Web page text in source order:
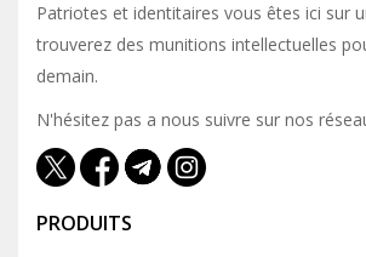
Patriotes et identitaires vous êtes ici sur
trouverez des munitions intellectuelles
demain.
N'hésitez pas a nous suivre sur nos
PRODUITS